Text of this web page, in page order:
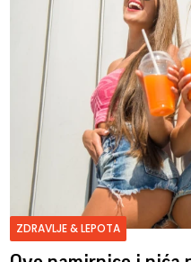
ZDRAVLJE & LEPOTA